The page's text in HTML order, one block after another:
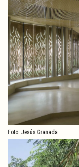
Foto: Jesús Granada